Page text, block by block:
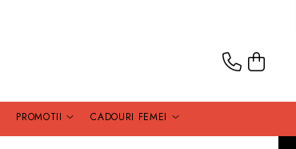
PROMOTII CADOURI FEMEI